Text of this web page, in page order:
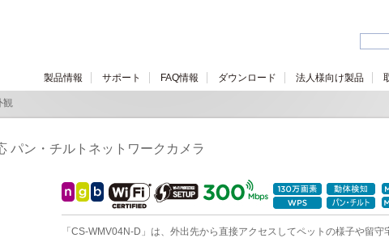
製品情報 サポート FAQ情報 ダウンロード 法人様向け製品
観
パン・チルトネットワークカメラ
「CS-WMV04N-D」は、外出先から直接アクセスしてペットの様子や留